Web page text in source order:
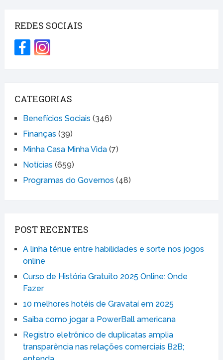
REDES SOCIAIS
CATEGORIAS
Benefícios Sociais (346)
Finanças (39)
Minha Casa Minha Vida(7)
Notícias (659)
Programas do Governos (48)
POST RECENTES
A linha tênue entre habilidades e sorte nos jogos
online
Curso de História Gratuito 2025 Online: Onde
Fazer
10 melhores hotéis de Gravataí em 2025
Saiba como jogar a PowerBall americana
Registro eletrônico de duplicatas amplia
transparência nas relações comerciais B2B;